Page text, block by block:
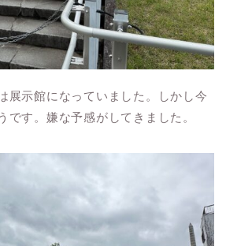
展示館になっていました。しかし今
です。嫌な予感がしてきました。